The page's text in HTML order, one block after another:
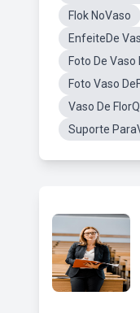
Flok NoVaso
EnfeiteDe
Foto De
Foto Vaso
Vaso De
Suporte